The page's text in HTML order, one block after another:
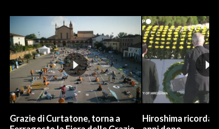
Grazie di Curtatone, torna a
Hiroshima ricorda